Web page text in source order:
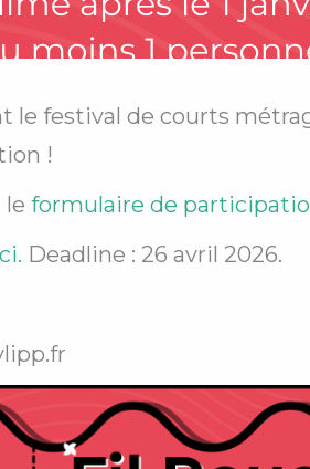
le festival de courts
!
le formulaire de
Deadline : 26 avril 2026.